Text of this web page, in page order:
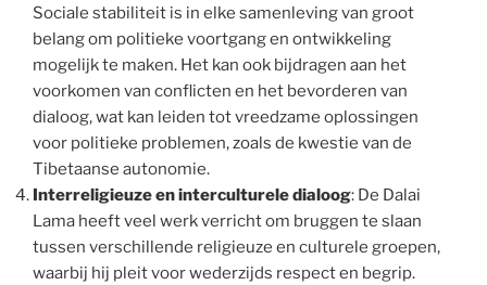
Sociale stabiliteit is in elke samenleving van groot
belang om politieke voortgang en ontwikkeling
mogelijk te maken. Het kan ook bijdragen aan het
voorkomen van conflicten en het bevorderen van
dialoog, wat kan leiden tot vreedzame oplossingen
voor politieke problemen, zoals de kwestie van de
Tibetaanse autonomie.
Interreligieuze en interculturele dialoog: De Dalai
Lama heeft veel werk verricht om bruggen te slaan
tussen verschillende religieuze en culturele groepen,
waarbij hij pleit voor wederzijds respect en begrip.